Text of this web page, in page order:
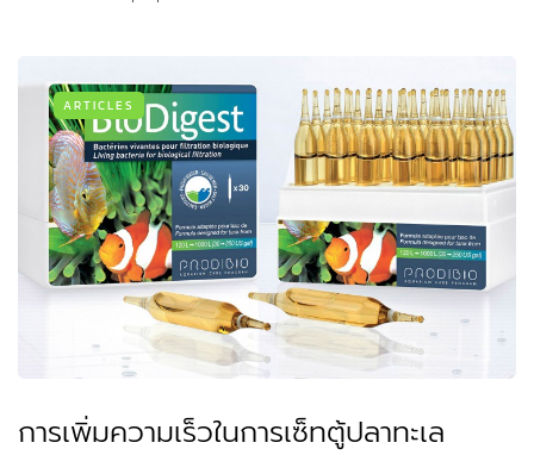
ARTICLES
การเพิ่มความเร็วในการเซ็ทตู้ปลาทะเล